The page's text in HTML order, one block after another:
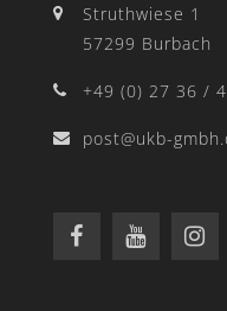
Struthwiese 1
57299 Burbach
+49 (0) 27 36 /
post@ukb-